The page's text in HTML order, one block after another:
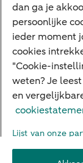
Alles over
Business
Over ABN
dan ga je
persoonlijke
ieder moment
cookies
"Cookie-
weten? Je
en
Lijst van onze